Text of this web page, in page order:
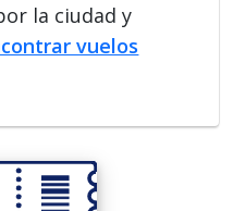
la ciudad y
vuelos